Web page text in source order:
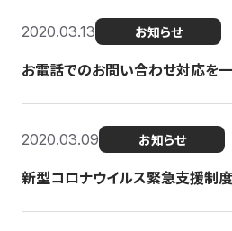
2020.03.13 お知らせ
お電話でのお問い合わせ対応を
2020.03.09 お知らせ
新型コロナウイルス緊急支援制